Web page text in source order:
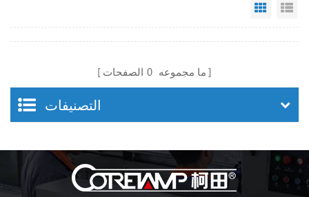
Grid
ما مجموعه 0 الصفحات
التصنيفات